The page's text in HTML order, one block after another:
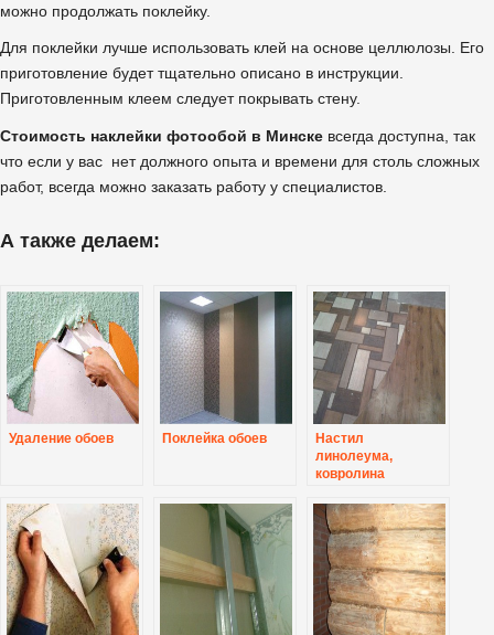
можно продолжать поклейку.
Для поклейки лучше использовать клей на основе целлюлозы. Его
приготовление будет тщательно описано в инструкции.
Приготовленным клеем следует покрывать стену.
Стоимость наклейки фотообой в Минске всегда доступна, так
что если у вас нет должного опыта и времени для столь сложных
работ, всегда можно заказать работу у специалистов.
А также делаем:
Удаление обоев Поклейка обоев
Настил
линолеума,
ковролина